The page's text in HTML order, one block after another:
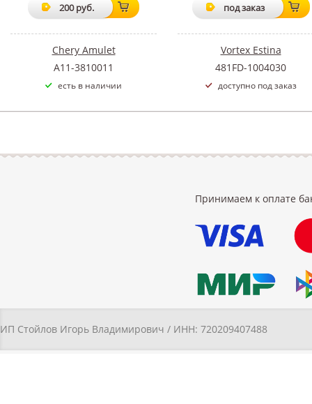
200 руб.
Chery Amulet
A11-3810011
есть в наличии
под заказ
Vortex Estina
481FD-1004030
доступно под заказ
Принимаем к оплате
ИП Стойлов Игорь Владимирович / ИНН: 720209407488